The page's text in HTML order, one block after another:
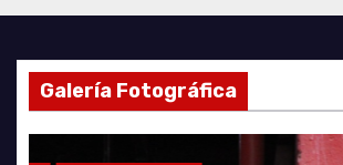
Galería Fotográfica